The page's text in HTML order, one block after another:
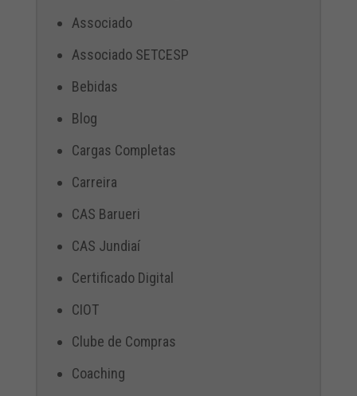
Associado
Associado SETCESP
Bebidas
Blog
Cargas Completas
Carreira
CAS Barueri
CAS Jundiaí
Certificado Digital
CIOT
Clube de Compras
Coaching